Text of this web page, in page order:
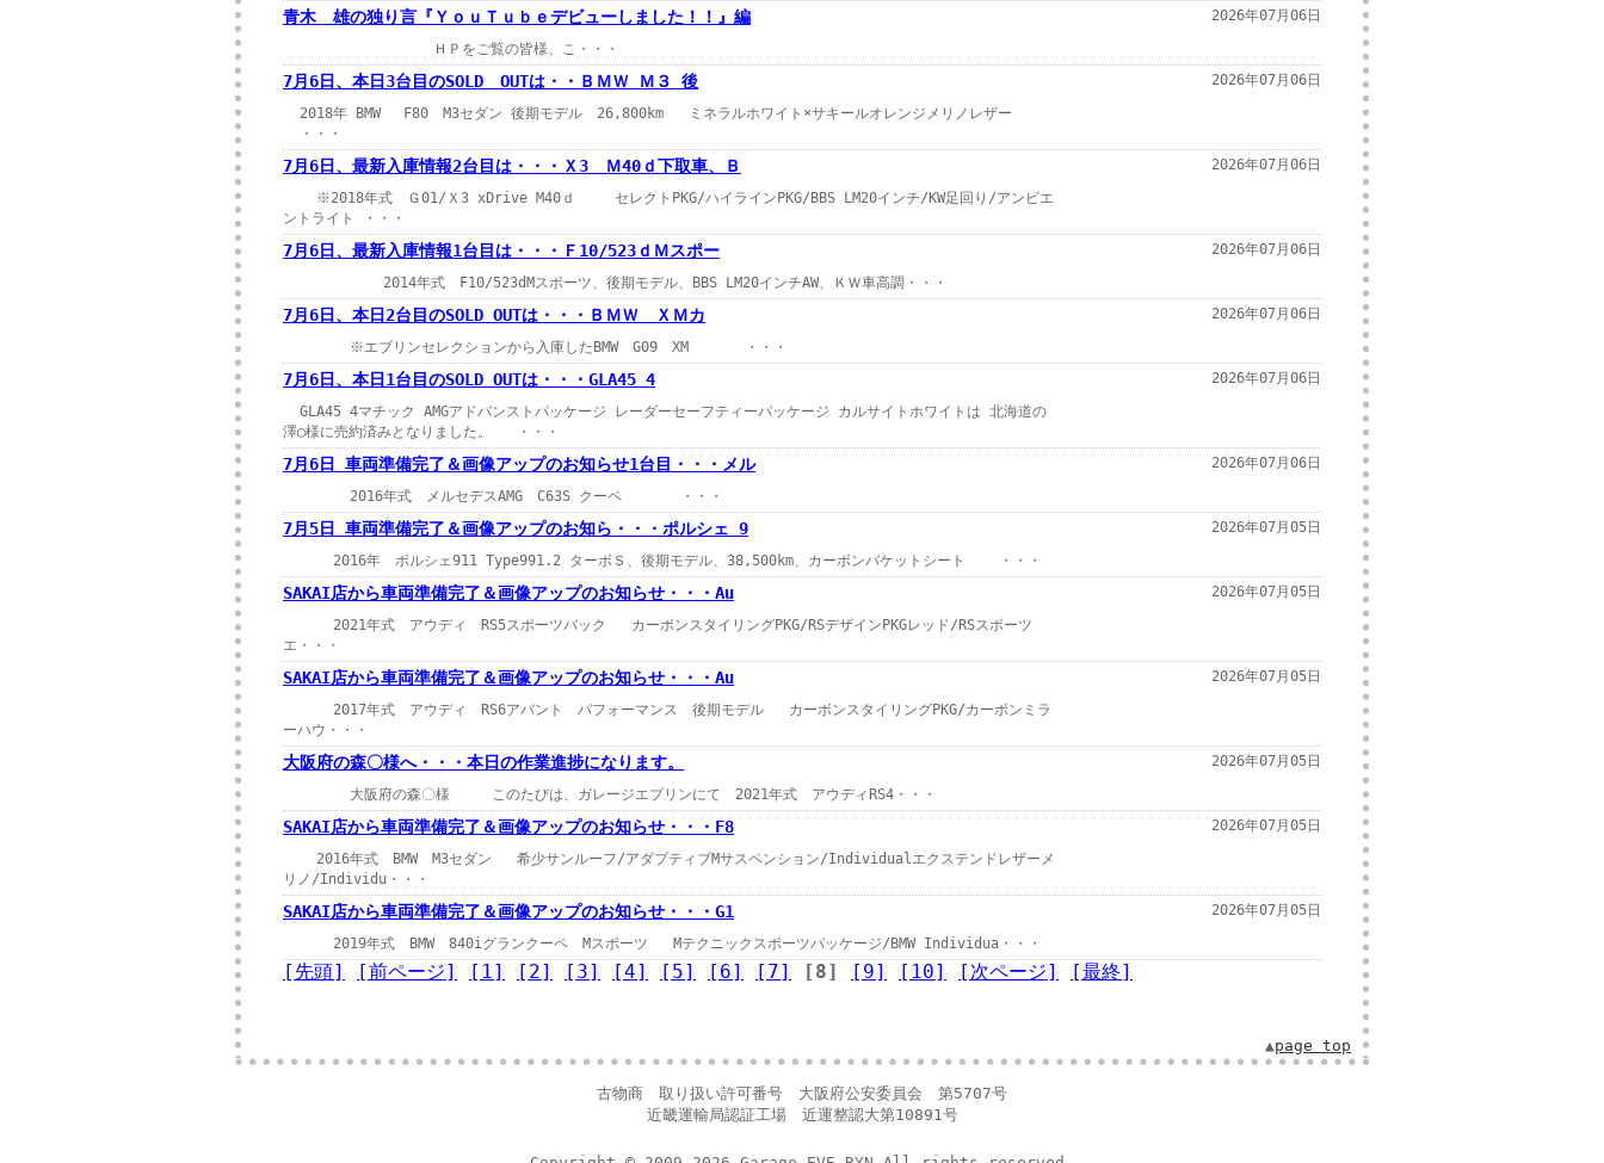
青木 雄の独り言『ＹｏｕＴｕｂｅデビューしました！！』編
ＨＰをご覧の皆様、こ・・・
2026年07月06日
7月6日、本日3台目のSOLD OUTは・・ＢＭＷ Ｍ３ 後
2018年 BMW F80 M3セダン 後期モデル 26,800km ミネラルホワイト×サキールオレンジメリノレザー
・・・
2026年07月06日
7月6日、最新入庫情報2台目は・・・Ｘ3 Ｍ40ｄ下取車、Ｂ
※2018年式 Ｇ01/Ｘ3 xDrive M40ｄ セレクトPKG/ハイラインPKG/BBS LM20インチ/KW足回り/アンビエ
ントライト ・・・
2026年07月06日
7月6日、最新入庫情報1台目は・・・Ｆ10/523ｄＭスポー
2014年式 F10/523dMスポーツ、後期モデル、BBS LM20インチAW、ＫＷ車高調・・・
2026年07月06日
7月6日、本日2台目のSOLD OUTは・・・ＢＭＷ ＸＭカ
※エブリンセレクションから入庫したBMW G09 XM ・・・
2026年07月06日
7月6日、本日1台目のSOLD OUTは・・・GLA45 4
GLA45 4マチック AMGアドバンストパッケージ レーダーセーフティーパッケージ カルサイトホワイトは 北海道の
澤◯様に売約済みとなりました。 ・・・
2026年07月06日
7月6日 車両準備完了＆画像アップのお知らせ1台目・・・メル
2016年式 メルセデスAMG C63S クーペ ・・・
2026年07月06日
7月5日 車両準備完了＆画像アップのお知ら・・・ポルシェ 9
2016年 ポルシェ911 Type991.2 ターボＳ、後期モデル、38,500km、カーボンバケットシート ・・・
2026年07月05日
SAKAI店から車両準備完了＆画像アップのお知らせ・・・Au
2021年式 アウディ RS5スポーツバック カーボンスタイリングPKG/RSデザインPKGレッド/RSスポーツ
エ・・・
2026年07月05日
SAKAI店から車両準備完了＆画像アップのお知らせ・・・Au
2017年式 アウディ RS6アバント パフォーマンス 後期モデル カーボンスタイリングPKG/カーボンミラ
ーハウ・・・
2026年07月05日
大阪府の森〇様へ・・・本日の作業進捗になります。
大阪府の森〇様 このたびは、ガレージエブリンにて 2021年式 アウディRS4・・・
2026年07月05日
SAKAI店から車両準備完了＆画像アップのお知らせ・・・F8
2016年式 BMW M3セダン 希少サンルーフ/アダプティブMサスペンション/Individualエクステンドレザーメ
リノ/Individu・・・
2026年07月05日
SAKAI店から車両準備完了＆画像アップのお知らせ・・・G1
2019年式 BMW 840iグランクーペ Mスポーツ Mテクニックスポーツパッケージ/BMW Individua・・・
2026年07月05日
[先頭] [前ページ] [1] [2] [3] [4] [5] [6] [7] [8] [9] [10] [次ページ] [最終]
▲page top
古物商 取り扱い許可番号 大阪府公安委員会 第5707号
近畿運輸局認証工場 近運整認大第10891号